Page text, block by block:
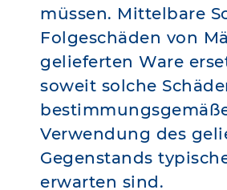
müssen. Mittelbare
Folgeschäden von
gelieferten Ware
soweit solche
Verwendung des
Gegenstands
erwarten sind.